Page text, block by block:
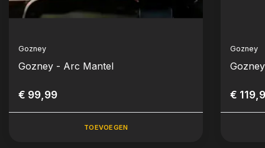
Gozney
Gozney - Arc Mantel
€ 99,99
TOEVOEGEN
Gozney
€